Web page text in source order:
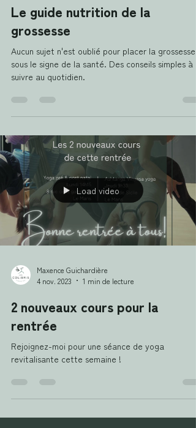
Le guide nutrition de la
grossesse
Aucun sujet n'est oublié pour placer la grossesse
sous le signe de la santé. Des conseils simples à
suivre au quotidien.
Load video
Maxence Guichardière
4 nov. 2023
1 min de lecture
2 nouveaux cours pour la
rentrée
Rejoignez-moi pour une séance de yoga
revitalisante cette semaine !